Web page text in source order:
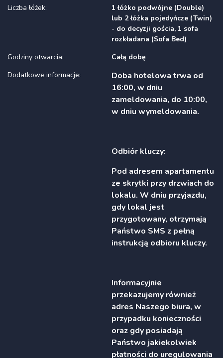
Liczba łóżek:
1 łóżko podwójne (Double)
lub 2 łóżka pojedyńcze (Twin)
- do decyzji gościa, 1 sofa
rozkładana (Sofa Bed)
Godziny otwarcia:
Całą dobę
Dodatkowe informacje:
Doba hotelowa trwa od
16:00, w dniu
zameldowania, do 10:00,
w dniu wymeldowania.
Odbiór kluczy:
Pod adresem apartamentu
ze skrytki przy drzwiach do
lokalu. W dniu przyjazdu,
gdy lokal jest
przygotowany, otrzymają
Państwo SMS z pełną
instrukcją odbioru kluczy.
Informacyjnie
przekazujemy również
adres Naszego biura, w
przypadku konieczności
oraz gdy posiadają
Państwo jakiekolwiek
płatności do uregulowania